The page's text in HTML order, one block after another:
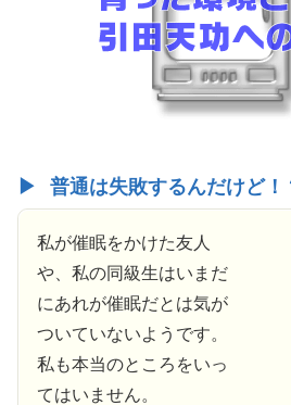
普通は失敗するんだけど！
私が催眠をかけた友人
や、私の同級生はいまだ
にあれが催眠だとは気が
ついていないようです。
私も本当のところをいっ
てはいません。